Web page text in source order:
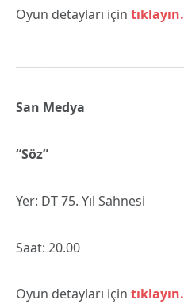
Oyun detayları için tıklayın.
San Medya
“Söz”
Yer: DT 75. Yıl Sahnesi
Saat: 20.00
Oyun detayları için tıklayın.